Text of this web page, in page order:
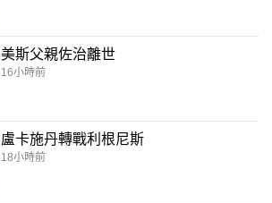
美斯父親佐治離世
16小時前
盧卡施丹轉戰利根尼斯
18小時前